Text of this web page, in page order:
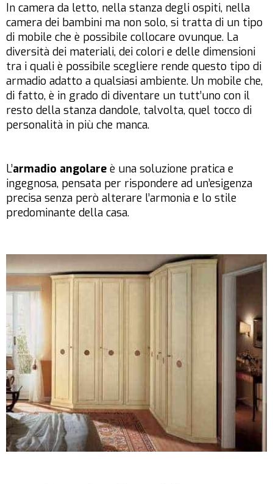
In camera da letto, nella stanza degli ospiti, nella
camera dei bambini ma non solo, si tratta di un tipo
di mobile che è possibile collocare ovunque. La
diversità dei materiali, dei colori e delle dimensioni
tra i quali è possibile scegliere rende questo tipo di
armadio adatto a qualsiasi ambiente. Un mobile che,
di fatto, è in grado di diventare un tutt’uno con il
resto della stanza dandole, talvolta, quel tocco di
personalità in più che manca.
L’armadio angolare è una soluzione pratica e
ingegnosa, pensata per rispondere ad un’esigenza
precisa senza però alterare l’armonia e lo stile
predominante della casa.